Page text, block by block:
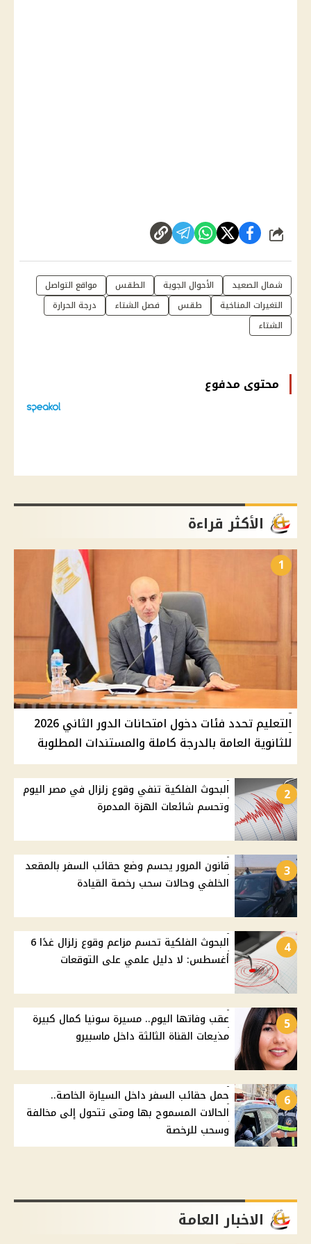
شارك
شمال الصعيد الأحوال الجوية الطقس
مواقع التواصل
التغيرات المناخية
طقس فصل الشتاء
درجة الحرارة
الشتاء
محتوى مدفوع
الأكثر قراءة
1
التعليم تحدد فئات دخول امتحانات الدور الثاني 2026
للثانوية العامة بالدرجة كاملة والمستندات المطلوبة
2
البحوث الفلكية تنفي وقوع زلزال في مصر اليوم
وتحسم شائعات الهزة المدمرة
3
قانون المرور يحسم وضع حقائب السفر بالمقعد
الخلفي وحالات سحب رخصة القيادة
4
البحوث الفلكية تحسم مزاعم وقوع زلزال غدًا 6
أغسطس: لا دليل علمي على التوقعات
5
عقب وفاتها اليوم.. مسيرة سونيا كمال كبيرة
مذيعات القناة الثالثة داخل ماسبيرو
6
حمل حقائب السفر داخل السيارة الخاصة..
الحالات المسموح بها ومتى تتحول إلى مخالفة
وسحب للرخصة
الاخبار العامة